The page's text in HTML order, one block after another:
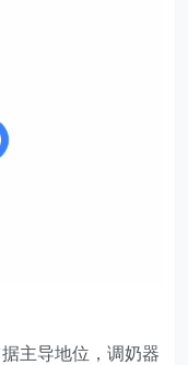
主导地位，调奶器